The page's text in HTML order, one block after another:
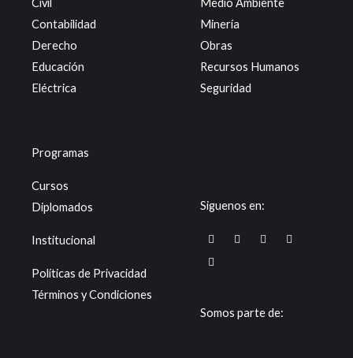
Civil
Contabilidad
Derecho
Educación
Eléctrica
Medio Ambiente
Minería
Obras
Recursos Humanos
Seguridad
Programas
Cursos
Diplomados
Institucional
Políticas de Privacidad
Términos y Condiciones
Siguenos en:
F
a
c
e
k
I
n
a
m
Y
o
X
-
T
i
k
t
Somos parte de: